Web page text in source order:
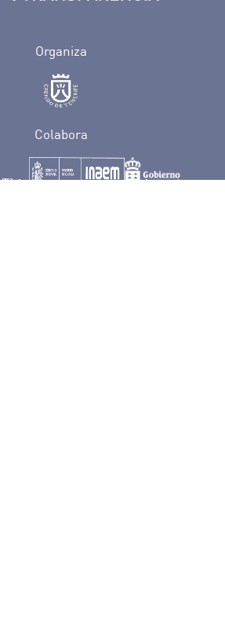
Organiza
Colabora